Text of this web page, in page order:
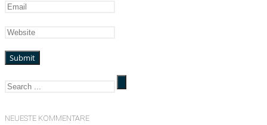
NEUESTE KOMMENTARE